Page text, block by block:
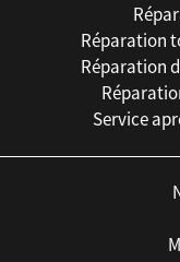
Réparation
Réparation
Service